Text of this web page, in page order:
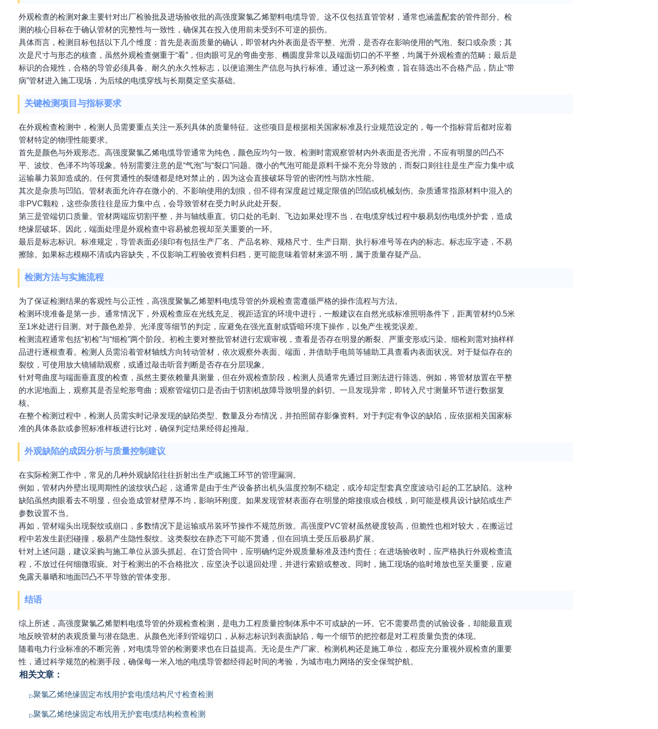
外观检查的检测对象主要针对出厂检验批及进场验收批的高强度聚氯乙烯塑料电缆导管。这不仅包括直管管材，通常也涵盖配套的管件部分。检
测的核心目标在于确认管材的完整性与一致性，确保其在投入使用前未受到不可逆的损伤。
具体而言，检测目标包括以下几个维度：首先是表面质量的确认，即管材内外表面是否平整、光滑，是否存在影响使用的气泡、裂口或杂质；其
次是尺寸与形态的核查，虽然外观检查侧重于“看”，但肉眼可见的弯曲变形、椭圆度异常以及端面切口的不平整，均属于外观检查的范畴；最后是
标识的合规性，合格的导管必须具备、耐久的永久性标志，以便追溯生产信息与执行标准。通过这一系列检查，旨在筛选出不合格产品，防止“带
病”管材进入施工现场，为后续的电缆穿线与长期奠定坚实基础。
关键检测项目与指标要求
在外观检查检测中，检测人员需要重点关注一系列具体的质量特征。这些项目是根据相关国家标准及行业规范设定的，每一个指标背后都对应着
管材特定的物理性能要求。
首先是颜色与外观形态。高强度聚氯乙烯电缆导管通常为纯色，颜色应均匀一致。检测时需观察管材内外表面是否光滑，不应有明显的凹凸不
平、波纹、色泽不均等现象。特别需要注意的是“气泡”与“裂口”问题。微小的气泡可能是原料干燥不充分导致的，而裂口则往往是生产应力集中或
运输暴力装卸造成的。任何贯通性的裂缝都是绝对禁止的，因为这会直接破坏导管的密闭性与防水性能。
其次是杂质与凹陷。管材表面允许存在微小的、不影响使用的划痕，但不得有深度超过规定限值的凹陷或机械划伤。杂质通常指原材料中混入的
非PVC颗粒，这些杂质往往是应力集中点，会导致管材在受力时从此处开裂。
第三是管端切口质量。管材两端应切割平整，并与轴线垂直。切口处的毛刺、飞边如果处理不当，在电缆穿线过程中极易划伤电缆外护套，造成
绝缘层破坏。因此，端面处理是外观检查中容易被忽视却至关重要的一环。
最后是标志标识。标准规定，导管表面必须印有包括生产厂名、产品名称、规格尺寸、生产日期、执行标准号等在内的标志。标志应字迹，不易
擦除。如果标志模糊不清或内容缺失，不仅影响工程验收资料归档，更可能意味着管材来源不明，属于质量存疑产品。
检测方法与实施流程
为了保证检测结果的客观性与公正性，高强度聚氯乙烯塑料电缆导管的外观检查需遵循严格的操作流程与方法。
检测环境准备是第一步。通常情况下，外观检查应在光线充足、视距适宜的环境中进行，一般建议在自然光或标准照明条件下，距离管材约0.5米
至1米处进行目测。对于颜色差异、光泽度等细节的判定，应避免在强光直射或昏暗环境下操作，以免产生视觉误差。
检测流程通常包括“初检”与“细检”两个阶段。初检主要对整批管材进行宏观审视，查看是否存在明显的断裂、严重变形或污染。细检则需对抽样样
品进行逐根查看。检测人员需沿着管材轴线方向转动管材，依次观察外表面、端面，并借助手电筒等辅助工具查看内表面状况。对于疑似存在的
裂纹，可使用放大镜辅助观察，或通过敲击听音判断是否存在分层现象。
针对弯曲度与端面垂直度的检查，虽然主要依赖量具测量，但在外观检查阶段，检测人员通常先通过目测法进行筛选。例如，将管材放置在平整
的水泥地面上，观察其是否呈蛇形弯曲；观察管端切口是否由于切割机故障导致明显的斜切。一旦发现异常，即转入尺寸测量环节进行数据复
核。
在整个检测过程中，检测人员需实时记录发现的缺陷类型、数量及分布情况，并拍照留存影像资料。对于判定有争议的缺陷，应依据相关国家标
准的具体条款或参照标准样板进行比对，确保判定结果经得起推敲。
外观缺陷的成因分析与质量控制建议
在实际检测工作中，常见的几种外观缺陷往往折射出生产或施工环节的管理漏洞。
例如，管材内外壁出现周期性的波纹状凸起，这通常是由于生产设备挤出机头温度控制不稳定，或冷却定型套真空度波动引起的工艺缺陷。这种
缺陷虽然肉眼看去不明显，但会造成管材壁厚不均，影响环刚度。如果发现管材表面存在明显的熔接痕或合模线，则可能是模具设计缺陷或生产
参数设置不当。
再如，管材端头出现裂纹或崩口，多数情况下是运输或吊装环节操作不规范所致。高强度PVC管材虽然硬度较高，但脆性也相对较大，在搬运过
程中若发生剧烈碰撞，极易产生隐性裂纹。这类裂纹在静态下可能不贯通，但在回填土受压后极易扩展。
针对上述问题，建议采购与施工单位从源头抓起。在订货合同中，应明确约定外观质量标准及违约责任；在进场验收时，应严格执行外观检查流
程，不放过任何细微瑕疵。对于检测出的不合格批次，应坚决予以退回处理，并进行索赔或整改。同时，施工现场的临时堆放也至关重要，应避
免露天暴晒和地面凹凸不平导致的管体变形。
结语
综上所述，高强度聚氯乙烯塑料电缆导管的外观检查检测，是电力工程质量控制体系中不可或缺的一环。它不需要昂贵的试验设备，却能最直观
地反映管材的表观质量与潜在隐患。从颜色光泽到管端切口，从标志标识到表面缺陷，每一个细节的把控都是对工程质量负责的体现。
随着电力行业标准的不断完善，对电缆导管的检测要求也在日益提高。无论是生产厂家、检测机构还是施工单位，都应充分重视外观检查的重要
性，通过科学规范的检测手段，确保每一米入地的电缆导管都经得起时间的考验，为城市电力网络的安全保驾护航。
相关文章：
聚氯乙烯绝缘固定布线用护套电缆结构尺寸检查检测
聚氯乙烯绝缘固定布线用无护套电缆结构检查检测